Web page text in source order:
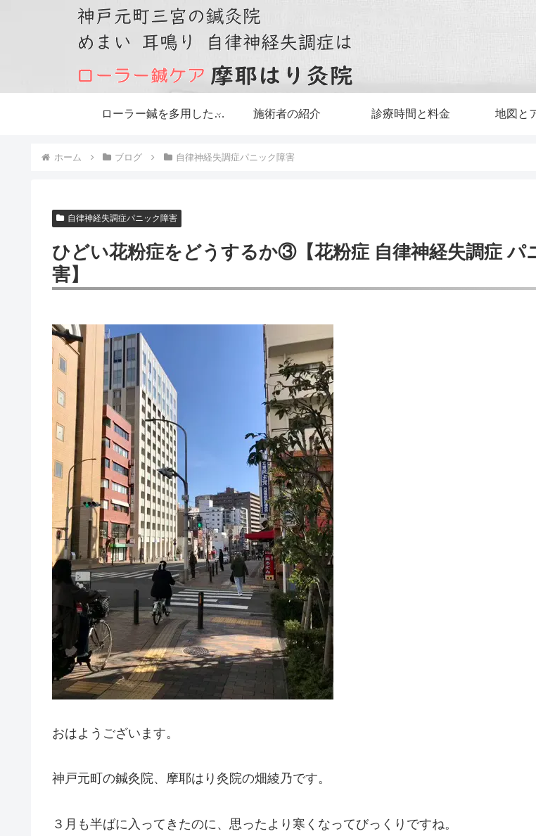
ローラー鍼を多用した鍼灸治療です 施術者の紹介 診療時間と料金 地図と
ホーム ブログ 自律神経失調症パニック障害
自律神経失調症パニック障害
ひどい花粉症をどうするか③【花粉症 自律神経失調症 パ
害】
おはようございます。
神戸元町の鍼灸院、摩耶はり灸院の畑綾乃です。
３月も半ばに入ってきたのに、思ったより寒くなってびっくりですね。